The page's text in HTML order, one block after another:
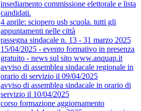
insediamento commissione elettorale e lista
candidati.
4 aprile: sciopero usb scuola. tutti gli
appuntamenti nelle città
rassegna sindacale n. 13 - 31 marzo 2025
15/04/2025 - evento formativo in presenza
gratuito - news sul sito www.anquap.it
avviso di assemblea sindacale regionale in
orario di servizio il 09/04/2025
avviso di assemblea sindacale in orario di
servizio il 10/04/2025
corso formazione aggiornamento